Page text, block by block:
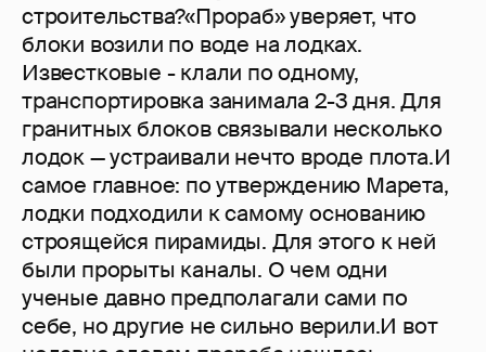
строительства?«Прораб» уверяет, что
блоки возили по воде на лодках.
Известковые - клали по одному,
транспортировка занимала 2-3 дня. Для
гранитных блоков связывали несколько
лодок — устраивали нечто вроде плота.И
самое главное: по утверждению Марета,
лодки подходили к самому основанию
строящейся пирамиды. Для этого к ней
были прорыты каналы. О чем одни
ученые давно предполагали сами по
себе, но другие не сильно верили.И вот